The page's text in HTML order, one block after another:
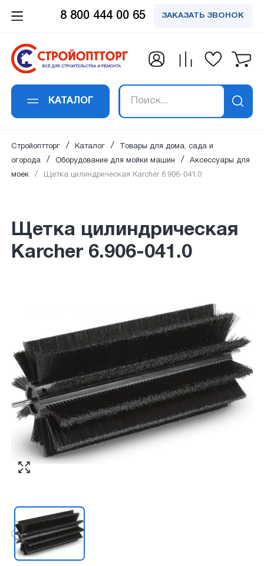
8 800 444 00 65 ЗАКАЗАТЬ ЗВОНОК
КАТАЛОГ
Стройоптторг Каталог
Товары для дома, сада и
огорода
Оборудование для мойки машин
Аксессуары для
моек
Щетка цилиндрическая Кarcher 6.906-041.0
Щетка цилиндрическая
Кarcher 6.906-041.0
Заказать обратный
звонок
Ваше имя*:
ПЕРЕЗВОНИТЕ МНЕ
Заказать в 1 клик
Щетка цилиндрическая Кarcher
6.906-041.0
Ваше имя*:
Согласен с обработкой персональных
данных в соответствии с
политикой
конфиденциальности
КУПИТЬ
опубликован сразу после проверки
модаратором.
свяжется с вами
свяжемся с вами в ближайшее время по
указанным контактам.
подписались на
рассылку
на новости и акции.